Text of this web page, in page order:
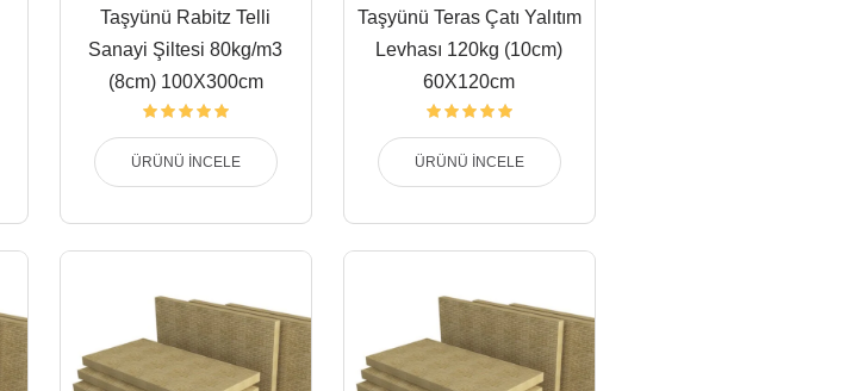
Taşyünü Rabitz Telli
Sanayi Şiltesi 80kg/m3
(8cm) 100X300cm
ÜRÜNÜ İNCELE
Taşyünü Teras Çatı Yalıtım
Levhası 120kg (10cm)
60X120cm
ÜRÜNÜ İNCELE